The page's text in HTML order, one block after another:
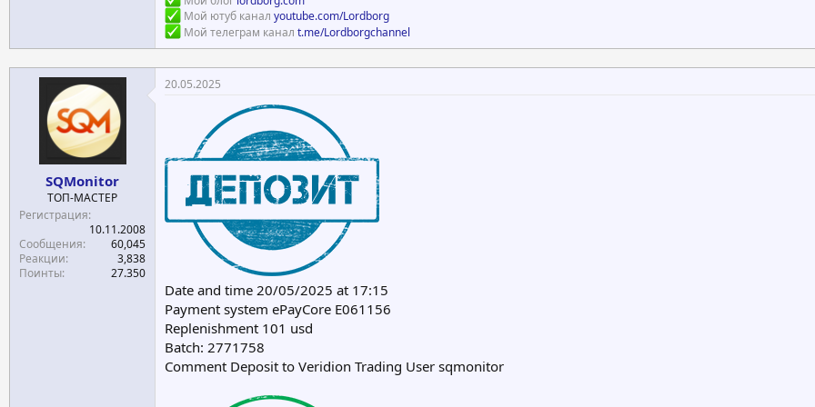
Мой ютуб канал youtube.com/Lordborg
Мой телеграм канал t.me/Lordborgchannel
SQMonitor
ТОП-МАСТЕР
Регистрация
10.11.2008
Сообщения
60,045
Реакции
3,838
Поинты
27.350
20.05.2025
Date and time 20/05/2025 at 17:15
Payment system ePayCore E061156
Replenishment 101 usd
Batch: 2771758
Comment Deposit to Veridion Trading User sqmonitor